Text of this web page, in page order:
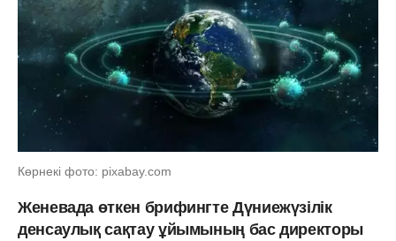
Көрнекі фото: pixabay.com
Женевада өткен брифингте Дүниежүзілік
денсаулық сақтау ұйымының бас директоры